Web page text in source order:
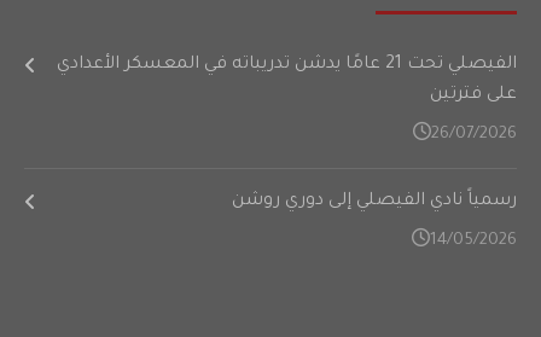
الفيصلي تحت 21 عامًا يدشن تدريباته في المعسكر الأعدادي
على فترتين
26/07/2026
رسمياً نادي الفيصلي إلى دوري روشن
14/05/2026